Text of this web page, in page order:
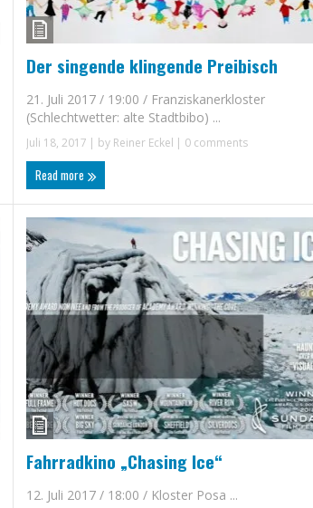
Der singende klingende Preibisch
21. Juli 2017 / 19:00 / Franziskanerkloster
(Schlechtwetter: alte Stadtbibo) ...
Juli 18, 2017 | by Reiner Eckel | 0 comments
Read more
Fahrradkino „Chasing Ice“
12. Juli 2017 / 18:00 / Kloster Posa ...